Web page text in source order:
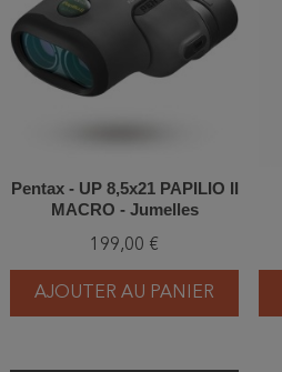
Pentax - UP 8,5x21 PAPILIO II
MACRO - Jumelles
199,00 €
AJOUTER AU PANIER